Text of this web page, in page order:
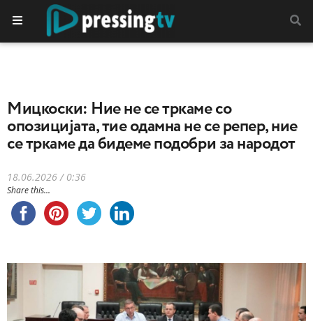
Мицкоски: Ние не се тркаме со
опозицијата, тие одамна не се репер, ние
се тркаме да бидеме подобри за народот
18.06.2026 / 0:36
Share this...